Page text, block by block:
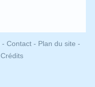
- Contact - Plan du site -
Crédits